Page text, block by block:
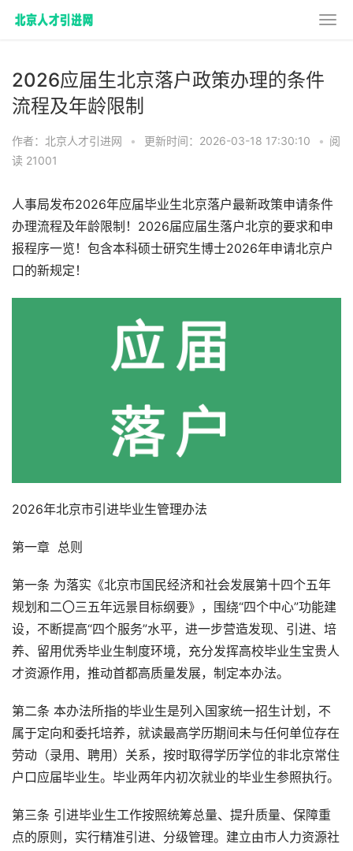
2026应届生北京落户政策办理的条件
流程及年龄限制
作者：北京人才引进网 • 更新时间：2026-03-18 17:30:10 • 阅
读 21001
人事局发布2026年应届毕业生北京落户最新政策申请条件
办理流程及年龄限制！2026届应届生落户北京的要求和申
报程序一览！包含本科硕士研究生博士2026年申请北京户
口的新规定！
2026年北京市引进毕业生管理办法
第一章 总则
第一条 为落实《北京市国民经济和社会发展第十四个五年
规划和二〇三五年远景目标纲要》，围绕“四个中心”功能建
设，不断提高“四个服务”水平，进一步营造发现、引进、培
养、留用优秀毕业生制度环境，充分发挥高校毕业生宝贵人
才资源作用，推动首都高质量发展，制定本办法。
第二条 本办法所指的毕业生是列入国家统一招生计划，不
属于定向和委托培养，就读最高学历期间未与任何单位存在
劳动（录用、聘用）关系，按时取得学历学位的非北京常住
户口应届毕业生。毕业两年内初次就业的毕业生参照执行。
第三条 引进毕业生工作按照统筹总量、提升质量、保障重
点的原则，实行精准引进、分级管理。建立由市人力资源社